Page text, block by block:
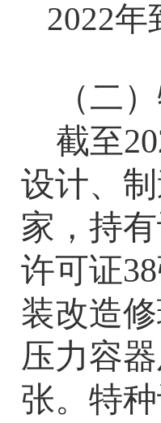
2022年
（二
截至
设计、
家，持
许可证38
装改造
压力容
张。特